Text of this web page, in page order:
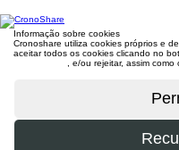
Informação sobre cookies
Cronoshare utiliza cookies próprios e
aceitar todos os cookies clicando no
, e/ou rejeitar, assim como